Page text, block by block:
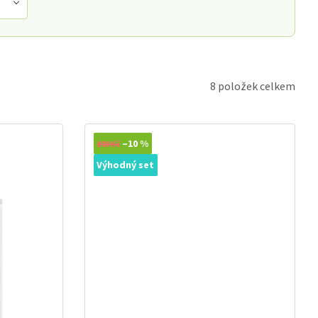
8 položek celkem
Novinka
Výhodný set
890 Kč –10 %